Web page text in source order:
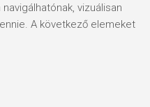
vizuálisan
A következő elemeket